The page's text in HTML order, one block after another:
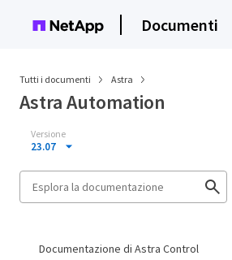
Documenti
Tutti i documenti Astra
Astra Automation
Versione
23.07
Documentazione di Astra Control